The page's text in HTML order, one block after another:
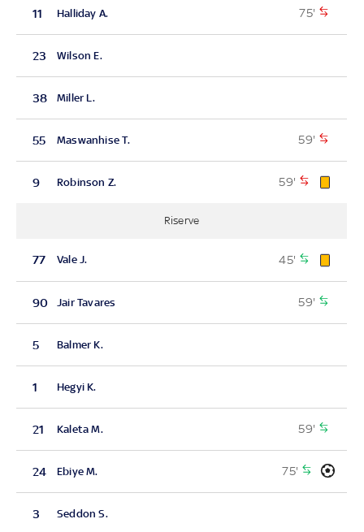
11 Halliday A. 75'
23 Wilson E.
38 Miller L.
55 Maswanhise T. 59'
9 Robinson Z. 59'
Riserve
77 Vale J. 45'
90 Jair Tavares 59'
5 Balmer K.
1 Hegyi K.
21 Kaleta M. 59'
24 Ebiye M. 75'
3 Seddon S.